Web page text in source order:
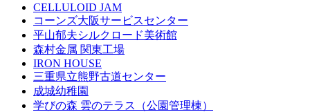
CELLULOID JAM
コーンズ大阪サービスセンター
平山郁夫シルクロード美術館
森村金属 関東工場
IRON HOUSE
三重県立熊野古道センター
成城幼稚園
学びの森 雲のテラス（公園管理棟）